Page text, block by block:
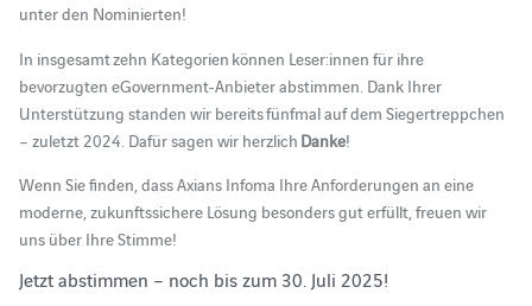
unter den Nominierten!
In insgesamt zehn Kategorien können Leser:innen für ihre
bevorzugten eGovernment-Anbieter abstimmen. Dank Ihrer
Unterstützung standen wir bereits fünfmal auf dem Siegertreppchen
– zuletzt 2024. Dafür sagen wir herzlich Danke!
Wenn Sie finden, dass Axians Infoma Ihre Anforderungen an eine
moderne, zukunftssichere Lösung besonders gut erfüllt, freuen wir
uns über Ihre Stimme!
Jetzt abstimmen – noch bis zum 30. Juli 2025!